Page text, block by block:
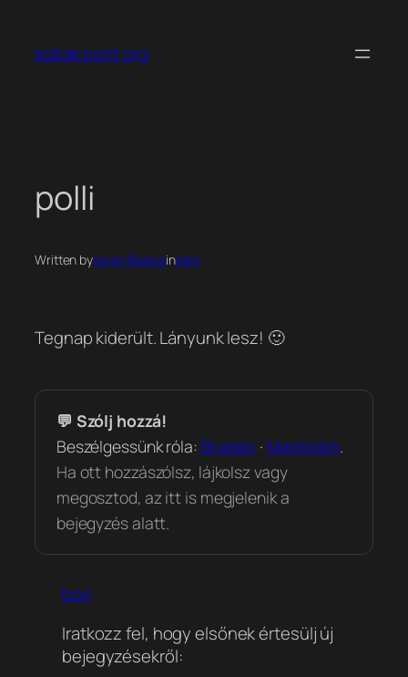
tartalomhoz
kobak pont org
polli
Written byKoren Balazsinblog
Tegnap kiderült. Lányunk lesz! 🙂
💬 Szólj hozzá!
Beszélgessünk róla: Bluesky · Mastodon.
Ha ott hozzászólsz, lájkolsz vagy
megosztod, az itt is megjelenik a
bejegyzés alatt.
bori
Iratkozz fel, hogy elsőnek értesülj új
bejegyzésekről: